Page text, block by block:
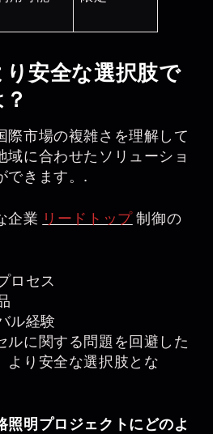
安全な選択肢で
際市場の複雑さを理解して
域に合わせたソリューショ
できます。.
企業 リードトップ制御の
ロセス
ル経験
ルに関する問題を回避した
より安全な選択肢とな
照明プロジェクトにどのよ